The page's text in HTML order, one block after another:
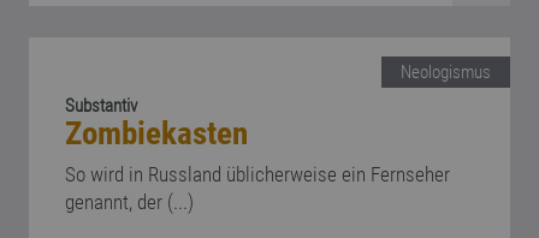
Neologismus
Substantiv
Zombiekasten
So wird in Russland üblicherweise ein Fernseher
genannt, der (...)